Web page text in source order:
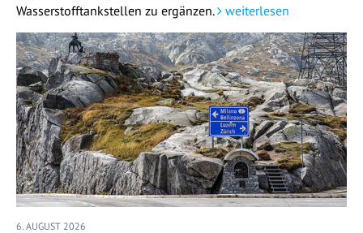
Wasserstofftankstellen zu ergänzen.
weiterlesen
6. AUGUST 2026